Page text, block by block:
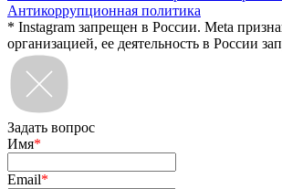
Антикоррупционная политика
* Instagram запрещен в России. Meta
организацией, ее деятельность в России
Задать вопрос
Имя*
Email*